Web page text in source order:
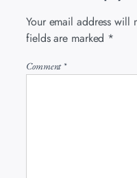
Your email address will
fields are marked *
Comment *